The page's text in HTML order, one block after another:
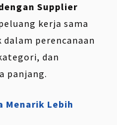
Supplier
kerja sama
perencanaan
dan
panjang.
Menarik Lebih